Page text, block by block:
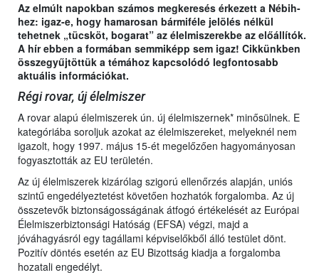
Az elmúlt napokban számos megkeresés érkezett a Nébih-
hez: igaz-e, hogy hamarosan bármiféle jelölés nélkül
tehetnek „tücsköt, bogarat” az élelmiszerekbe az előállítók.
A hír ebben a formában semmiképp sem igaz! Cikkünkben
összegyűjtöttük a témához kapcsolódó legfontosabb
aktuális információkat.
Régi rovar, új élelmiszer
A rovar alapú élelmiszerek ún. új élelmiszernek* minősülnek. E
kategóriába soroljuk azokat az élelmiszereket, melyeknél nem
igazolt, hogy 1997. május 15-ét megelőzően hagyományosan
fogyasztották az EU területén.
Az új élelmiszerek kizárólag szigorú ellenőrzés alapján, uniós
szintű engedélyeztetést követően hozhatók forgalomba. Az új
összetevők biztonságosságának átfogó értékelését az Európai
Élelmiszerbiztonsági Hatóság (EFSA) végzi, majd a
jóváhagyásról egy tagállami képviselőkből álló testület dönt.
Pozitív döntés esetén az EU Bizottság kiadja a forgalomba
hozatali engedélyt.